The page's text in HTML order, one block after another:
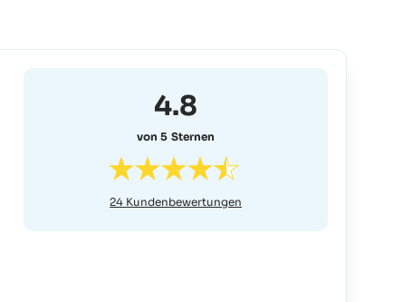
4.8
von 5 Sternen
24 Kundenbewertungen